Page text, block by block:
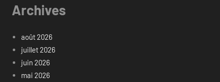
Archives
août 2026
juillet 2026
juin 2026
mai 2026